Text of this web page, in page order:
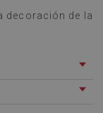
decoración de la